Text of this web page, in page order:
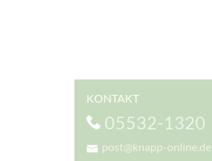
KONTAKT
05532-1320
post@knapp-online.de